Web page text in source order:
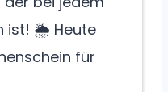
ist! 🌦️ Heute
für